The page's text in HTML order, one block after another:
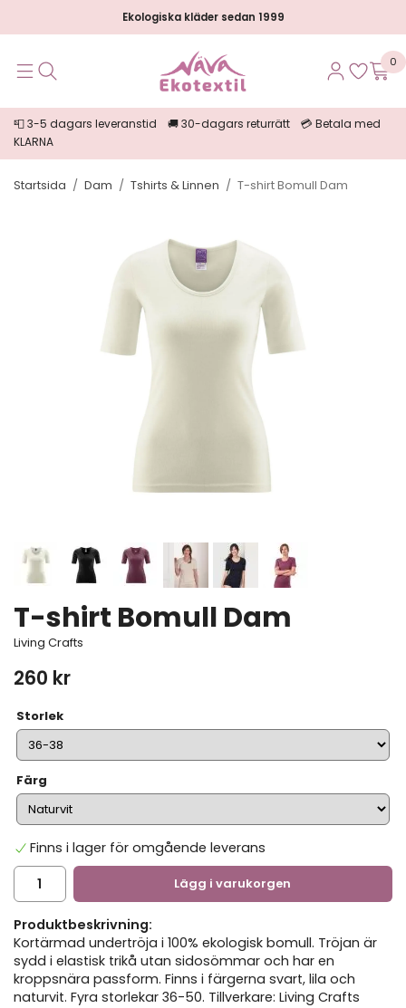
Ekologiska kläder sedan 1999
0
📮 3-5 dagars leveranstid 🚚 30-dagars returrätt 💳 Betala med
KLARNA
Startsida / Dam / Tshirts & Linnen / T-shirt Bomull Dam
T-shirt Bomull Dam
Living Crafts
260 kr
Storlek
Färg
Finns i lager för omgående leverans
Lägg i varukorgen
Produktbeskrivning:
Kortärmad undertröja i 100% ekologisk bomull. Tröjan är
sydd i elastisk trikå utan sidosömmar och har en
kroppsnära passform. Finns i färgerna svart, lila och
naturvit. Fyra storlekar 36-50. Tillverkare: Living Crafts